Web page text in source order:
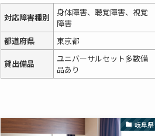
対応障害種別
身体障害、聴覚障害、視覚
障害
都道府県
東京都
貸出備品
ユニバーサルセット多数備
品あり
岐阜県